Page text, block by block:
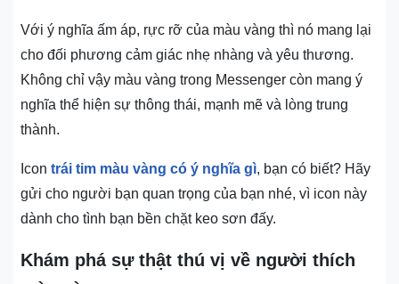
Với ý nghĩa ấm áp, rực rỡ của màu vàng thì nó mang lại
cho đối phương cảm giác nhẹ nhàng và yêu thương.
Không chỉ vậy màu vàng trong Messenger còn mang ý
nghĩa thể hiện sự thông thái, mạnh mẽ và lòng trung
thành.
Icon trái tim màu vàng có ý nghĩa gì, bạn có biết? Hãy
gửi cho người bạn quan trọng của bạn nhé, vì icon này
dành cho tình bạn bền chặt keo sơn đấy.
Khám phá sự thật thú vị về người thích